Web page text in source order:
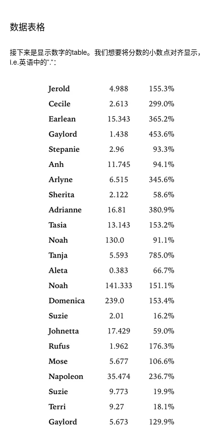
数据表格
接下来是显示数字的table。我们想要将分数的小数点对齐显示，
i.e.英语中的”.”：